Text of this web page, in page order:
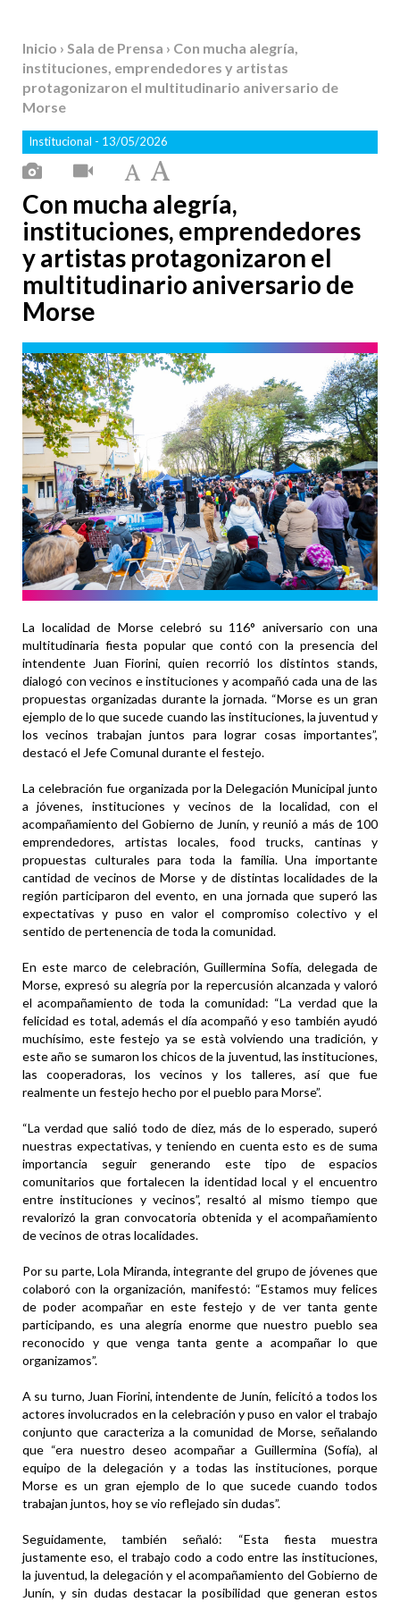
Inicio › Sala de Prensa › Con mucha alegría,
instituciones, emprendedores y artistas
protagonizaron el multitudinario aniversario de
Morse
Institucional - 13/05/2026
Con mucha alegría,
instituciones, emprendedores
y artistas protagonizaron el
multitudinario aniversario de
Morse
La localidad de Morse celebró su 116° aniversario con una
multitudinaria fiesta popular que contó con la presencia del
intendente Juan Fiorini, quien recorrió los distintos stands,
dialogó con vecinos e instituciones y acompañó cada una de las
propuestas organizadas durante la jornada. “Morse es un gran
ejemplo de lo que sucede cuando las instituciones, la juventud y
los vecinos trabajan juntos para lograr cosas importantes”,
destacó el Jefe Comunal durante el festejo.
La celebración fue organizada por la Delegación Municipal junto
a jóvenes, instituciones y vecinos de la localidad, con el
acompañamiento del Gobierno de Junín, y reunió a más de 100
emprendedores, artistas locales, food trucks, cantinas y
propuestas culturales para toda la familia. Una importante
cantidad de vecinos de Morse y de distintas localidades de la
región participaron del evento, en una jornada que superó las
expectativas y puso en valor el compromiso colectivo y el
sentido de pertenencia de toda la comunidad.
En este marco de celebración, Guillermina Sofía, delegada de
Morse, expresó su alegría por la repercusión alcanzada y valoró
el acompañamiento de toda la comunidad: “La verdad que la
felicidad es total, además el día acompañó y eso también ayudó
muchísimo, este festejo ya se està volviendo una tradición, y
este año se sumaron los chicos de la juventud, las instituciones,
las cooperadoras, los vecinos y los talleres, así que fue
realmente un festejo hecho por el pueblo para Morse”.
“La verdad que salió todo de diez, más de lo esperado, superó
nuestras expectativas, y teniendo en cuenta esto es de suma
importancia seguir generando este tipo de espacios
comunitarios que fortalecen la identidad local y el encuentro
entre instituciones y vecinos”, resaltó al mismo tiempo que
revalorizó la gran convocatoria obtenida y el acompañamiento
de vecinos de otras localidades.
Por su parte, Lola Miranda, integrante del grupo de jóvenes que
colaboró con la organización, manifestó: “Estamos muy felices
de poder acompañar en este festejo y de ver tanta gente
participando, es una alegría enorme que nuestro pueblo sea
reconocido y que venga tanta gente a acompañar lo que
organizamos”.
A su turno, Juan Fiorini, intendente de Junín, felicitó a todos los
actores involucrados en la celebración y puso en valor el trabajo
conjunto que caracteriza a la comunidad de Morse, señalando
que “era nuestro deseo acompañar a Guillermina (Sofía), al
equipo de la delegación y a todas las instituciones, porque
Morse es un gran ejemplo de lo que sucede cuando todos
trabajan juntos, hoy se vio reflejado sin dudas”.
Seguidamente, también señaló: “Esta fiesta muestra
justamente eso, el trabajo codo a codo entre las instituciones,
la juventud, la delegación y el acompañamiento del Gobierno de
Junín, y sin dudas destacar la posibilidad que generan estos